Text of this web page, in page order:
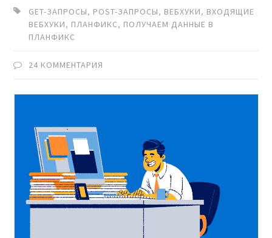
GET-ЗАПРОСЫ, POST-ЗАПРОСЫ, ВЕБХУКИ, ВХОДЯЩИЕ
ВЕБХУКИ, ПЛАНФИКС, ПОЛУЧАЕМ ДАННЫЕ В
ПЛАНФИКС
24 КОММЕНТАРИЯ